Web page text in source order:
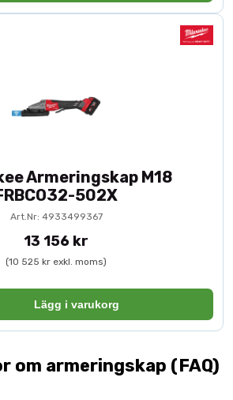
Armeringskap M18
502X
Art.Nr: 4933499367
13 156 kr
(10 525 kr exkl. moms)
Lägg i varukorg
om armeringskap (FAQ)